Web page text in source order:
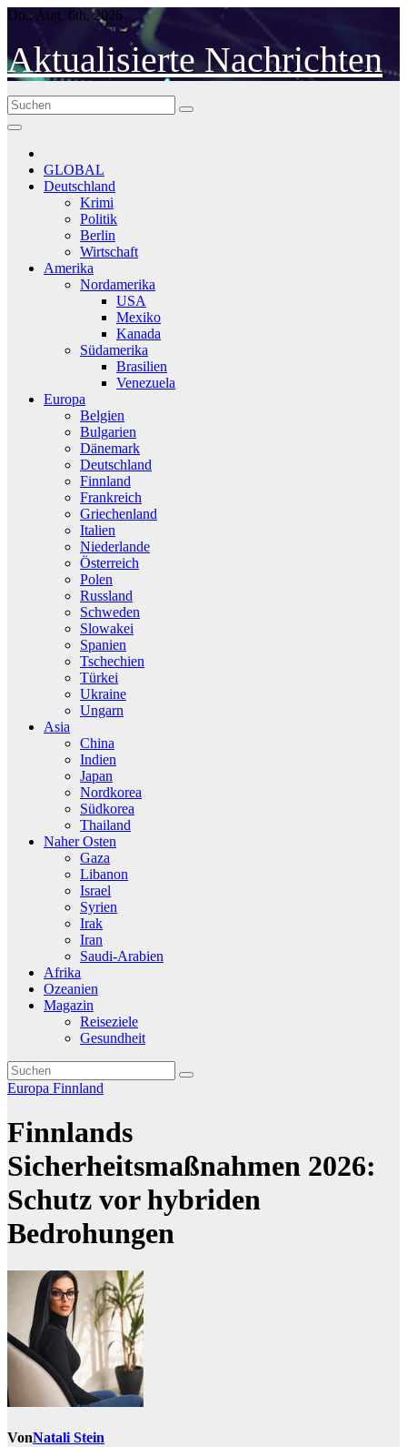
Skip
content
Do.. Aug. 6th, 2026
Aktualisierte Nachrichten
GLOBAL
Deutschland
Krimi
Politik
Berlin
Wirtschaft
Amerika
Nordamerika
USA
Mexiko
Kanada
Südamerika
Brasilien
Venezuela
Europa
Belgien
Bulgarien
Dänemark
Deutschland
Finnland
Frankreich
Griechenland
Italien
Niederlande
Österreich
Polen
Russland
Schweden
Slowakei
Spanien
Tschechien
Türkei
Ukraine
Ungarn
Asia
China
Indien
Japan
Nordkorea
Südkorea
Thailand
Naher Osten
Gaza
Libanon
Israel
Syrien
Irak
Iran
Saudi-Arabien
Afrika
Ozeanien
Magazin
Reiseziele
Gesundheit
Europa Finnland
Finnlands
Sicherheitsmaßnahmen 2026:
Schutz vor hybriden
Bedrohungen
VonNatali Stein